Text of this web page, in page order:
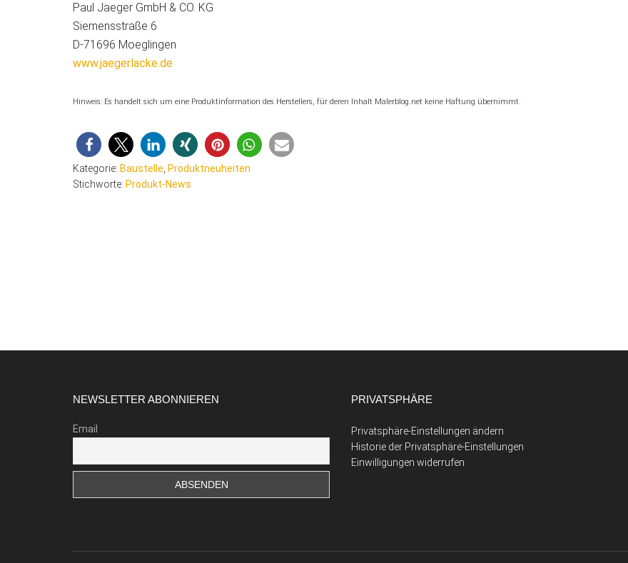
Paul Jaeger GmbH & CO. KG
Siemensstraße 6
D-71696 Moeglingen
www.jaegerlacke.de
Hinweis: Es handelt sich um eine Produktinformation des Herstellers, für deren Inhalt Malerblog.net keine Haftung übernimmt.
Kategorie: Baustelle Produktneuheiten
Stichworte: Produkt-News
NEWSLETTER ABONNIEREN
Email
PRIVATSPHÄRE
Privatsphäre-Einstellungen ändern
Historie der Privatsphäre-Einstellungen
Einwilligungen widerrufen